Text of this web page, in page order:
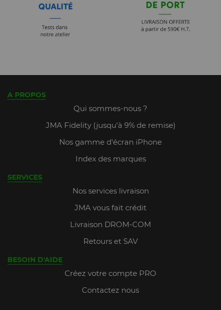
A PROPOS
Qui sommes-nous ?
JMA Fidelity (jusqu'à 9% de remise)
Nos gamme d'écran iPhone
Index des marques
SERVICES
Nos services livraison
JMA vous fait crédit
Livraison DROM-COM
Retours et SAV
BESOIN D'AIDE
Créez votre compte PRO
Contactez nous